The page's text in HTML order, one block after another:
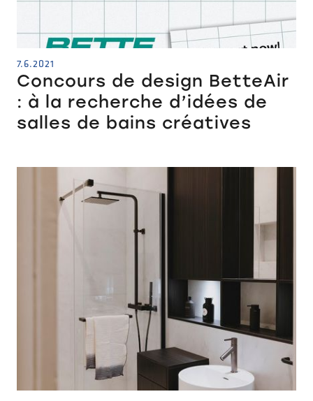
7.6.2021
Concours de design BetteAir
: à la recherche d’idées de
salles de bains créatives